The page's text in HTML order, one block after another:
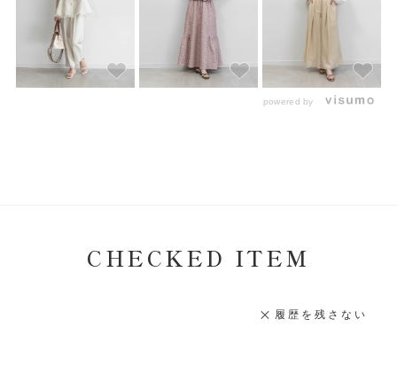
powered by
CHECKED ITEM
履歴を残さない